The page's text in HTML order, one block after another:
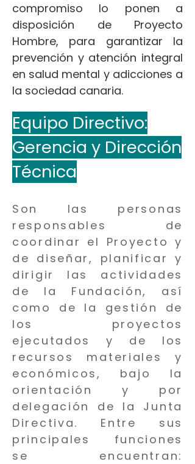
compromiso lo ponen a
disposición de Proyecto
Hombre, para garantizar la
prevención y atención integral
en salud mental y adicciones a
la sociedad canaria.
Equipo Directivo:
Gerencia y Dirección
Técnica
Son las personas
responsables de
coordinar el Proyecto y
de diseñar, planificar y
dirigir las actividades
de la Fundación, así
como de la gestión de
los proyectos
ejecutados y de los
recursos materiales y
económicos, bajo la
orientación y por
delegación de la Junta
Directiva. Entre sus
principales funciones
se encuentran: